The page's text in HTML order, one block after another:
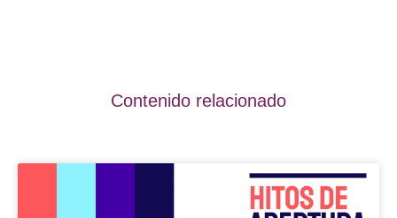
Contenido relacionado